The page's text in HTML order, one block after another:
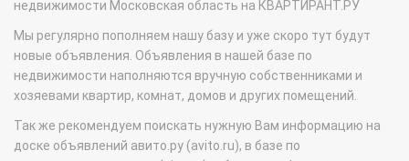
недвижимости Московская область на КВАРТИРАНТ.РУ
Мы регулярно пополняем нашу базу и уже скоро тут будут
новые объявления. Объявления в нашей базе по
недвижимости наполняются вручную собственниками и
хозяевами квартир, комнат, домов и других помещений.
Так же рекомендуем поискать нужную Вам информацию на
доске объявлений авито.ру (avito.ru), в базе по